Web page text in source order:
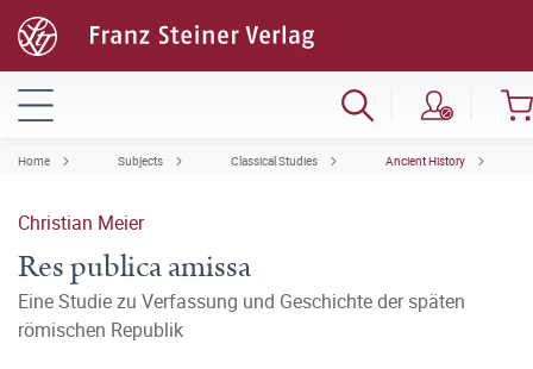
Home Subjects Classical Studies Ancient History
Christian Meier
Res publica amissa
Eine Studie zu Verfassung und Geschichte der späten
römischen Republik